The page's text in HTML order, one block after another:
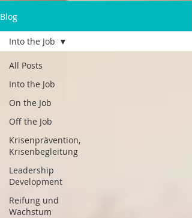
Blog
All Posts
Into the Job
On the Job
Off the Job
Krisenprävention,
Krisenbegleitung
Leadership
Development
Reifung und
Wachstum
Into the Job